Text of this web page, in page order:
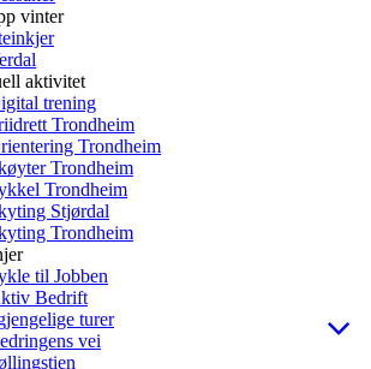
vinter
aktivitet
trening
Trondheim
Trondheim
Trondheim
Trondheim
Stjørdal
Trondheim
til Jobben
Bedrift
turer
vei